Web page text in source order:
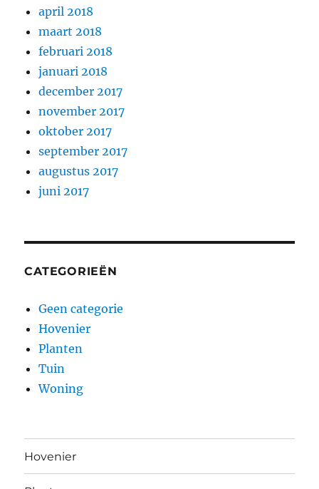
april 2018
maart 2018
februari 2018
januari 2018
december 2017
november 2017
oktober 2017
september 2017
augustus 2017
juni 2017
CATEGORIEËN
Geen categorie
Hovenier
Planten
Tuin
Woning
Hovenier